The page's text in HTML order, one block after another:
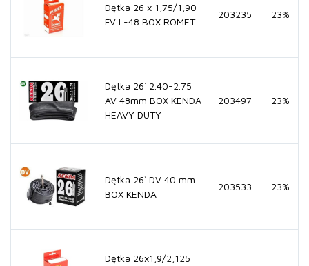
Dętka 26 x 1,75/1,90
FV L-48 BOX ROMET
203235 23%
Dętka 26` 2.40-2.75
AV 48mm BOX KENDA
HEAVY DUTY
203497 23%
Dętka 26` DV 40 mm
BOX KENDA
203533 23%
Dętka 26x1,9/2,125